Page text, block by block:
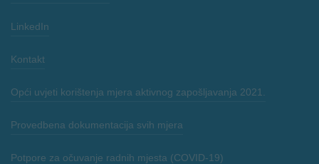
LinkedIn
Kontakt
Opći uvjeti korištenja mjera aktivnog zapošljavanja 2021.
Provedbena dokumentacija svih mjera
Potpore za očuvanje radnih mjesta (COVID-19)